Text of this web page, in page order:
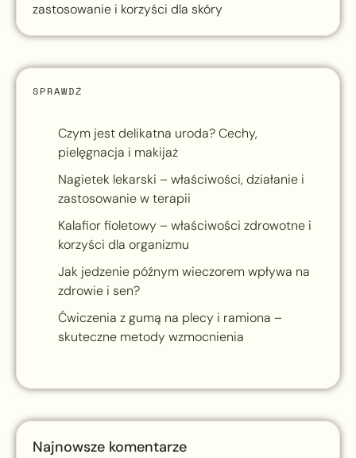
zastosowanie i korzyści dla skóry
SPRAWDŹ
Czym jest delikatna uroda? Cechy,
pielęgnacja i makijaż
Nagietek lekarski – właściwości, działanie i
zastosowanie w terapii
Kalafior fioletowy – właściwości zdrowotne i
korzyści dla organizmu
Jak jedzenie późnym wieczorem wpływa na
zdrowie i sen?
Ćwiczenia z gumą na plecy i ramiona –
skuteczne metody wzmocnienia
Najnowsze komentarze